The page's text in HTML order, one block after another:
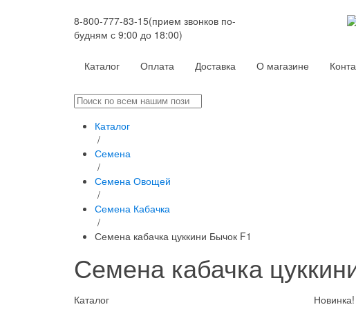
8-800-777-83-15(прием звонков по-
будням с 9:00 до 18:00)
Каталог
Оплата Доставка О магазине
Каталог
/
Семена
/
Семена Овощей
/
Семена Кабачка
/
Семена кабачка цуккини Бычок F1
Семена кабачка
Каталог
Новинка!